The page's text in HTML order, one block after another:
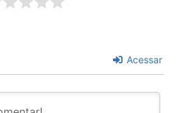
Acessar